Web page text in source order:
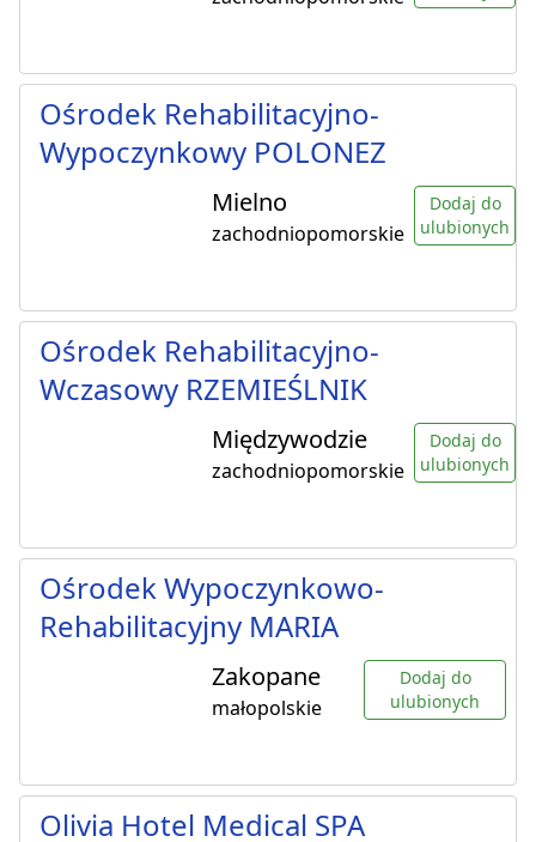
Ośrodek Rehabilitacyjno-
Wypoczynkowy POLONEZ
Mielno
zachodniopomorskie
Dodaj do
ulubionych
Ośrodek Rehabilitacyjno-
Wczasowy RZEMIEŚLNIK
Międzywodzie
zachodniopomorskie
Dodaj do
ulubionych
Ośrodek Wypoczynkowo-
Rehabilitacyjny MARIA
Zakopane
małopolskie
Dodaj do
ulubionych
Olivia Hotel Medical SPA